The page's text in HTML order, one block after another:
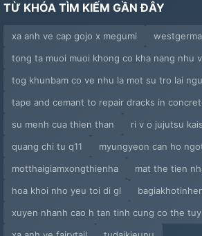
TỪ KHÓA TÌM KIẾM GẦN ĐÂY
xa anh ve cap gojo x megumi
tong ta muoi muoi khong co kha nang nhu
tog khunbam co ve nhu la mot su tro lai
tape and cemant to repair dracks in
su menh cua thien than
ri v o jujutsu
quang chi tu q11
myungyeon can ho
motthaigiamxongthienha
mat the tien
hoa khoi nho yeu toi di gl
xuyen nhanh cao h tan tinh cung co the